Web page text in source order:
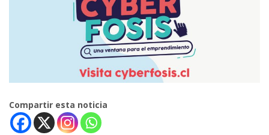
Compartir esta noticia